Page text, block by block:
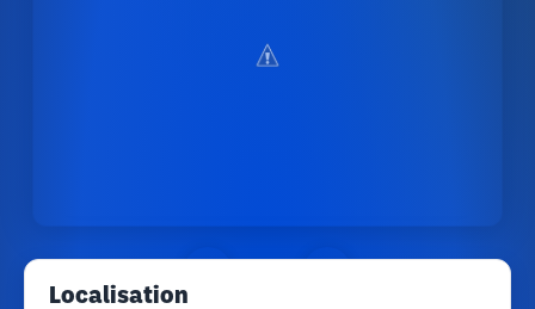
Localisation